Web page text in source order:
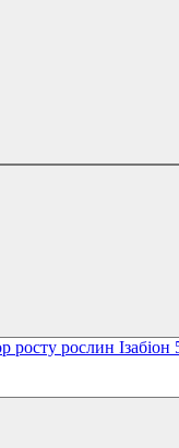
росту рослин Ізабіон